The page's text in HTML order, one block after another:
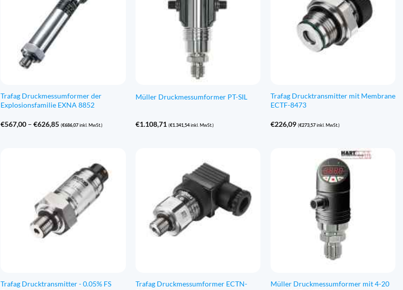
Trafag Druckmessumformer der
Explosionsfamilie EXNA 8852
€567,00 –€626,85Preisspanne:
€567,00
(€686,07inkl. MwSt.)
Müller Druckmessumformer PT-SIL
€1.108,71 (€1.341,54inkl. MwSt.)
Trafag Drucktransmitter mit Membrane
ECTF-8473
€226,09 (€273,57inkl. MwSt.)
Trafag Drucktransmitter - 0.05% FS
Trafag Druckmessumformer ECTN-
Müller Druckmessumformer mit 4-20